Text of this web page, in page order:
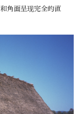
角面呈现完全的直